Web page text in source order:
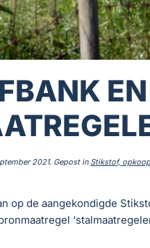
2021. Gepost in Stikstof,
op de aangekondigde